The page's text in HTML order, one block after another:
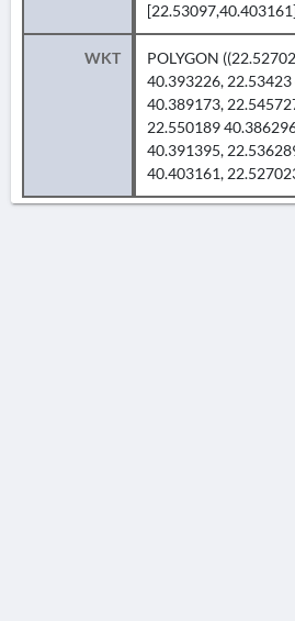
WKT
POLYGON
40.393226,
40.389173,
22.550189
40.391395,
40.403161,